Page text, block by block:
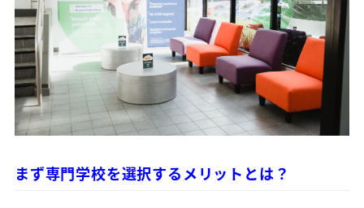
まず専門学校を選択するメリットとは？